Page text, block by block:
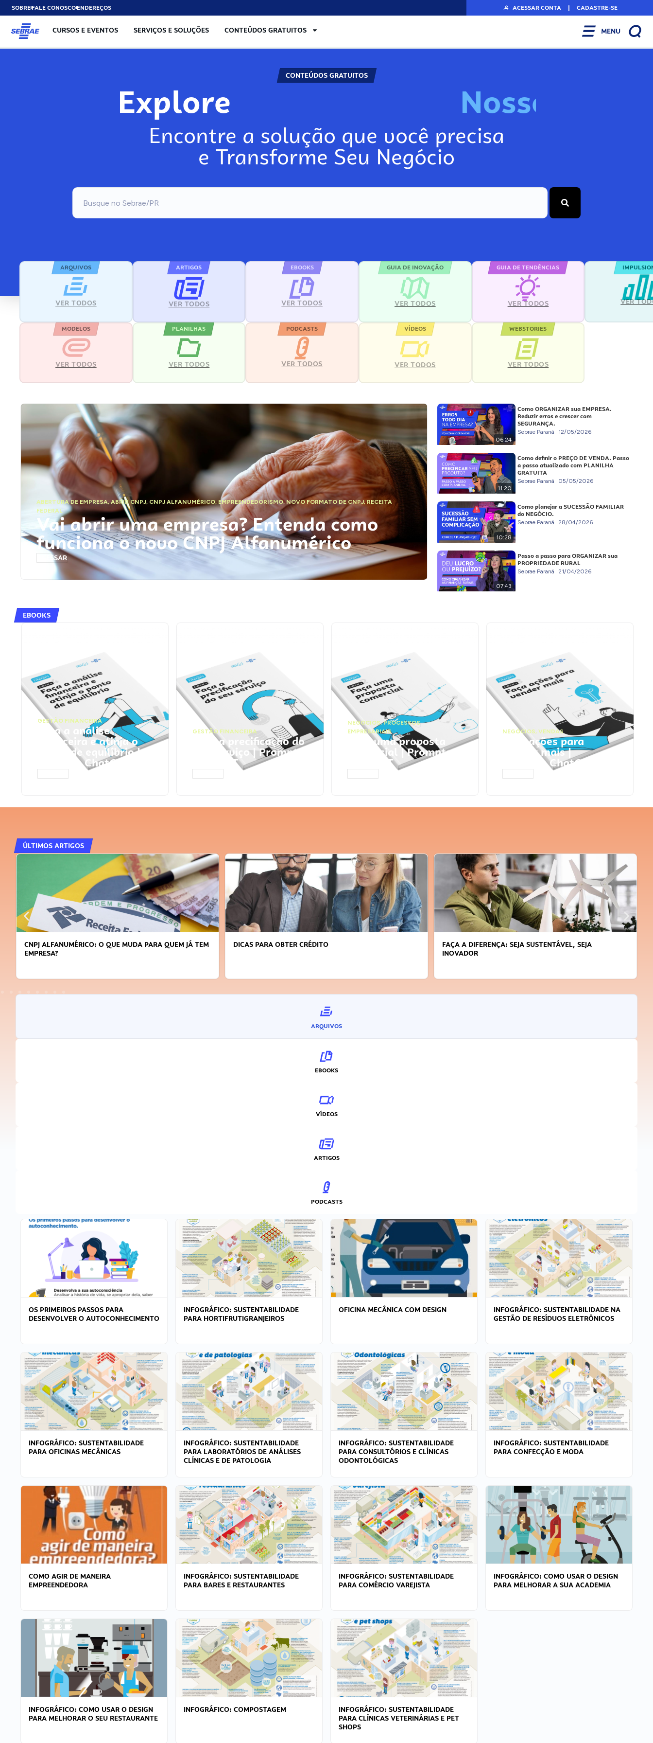
SOBREFALE CONOSCOENDEREÇOS ACESSAR CONTA | CADASTRE-SE
CURSOS E EVENTOS SERVIÇOS E SOLUÇÕES CONTEÚDOS GRATUITOS MENU
CONTEÚDOS GRATUITOS
Explore Nosso
Encontre a solução que você precisa
e Transforme Seu Negócio
ARQUIVOS
VER TODOS
ARTIGOS
VER TODOS
EBOOKS
VER TODOS
GUIA DE INOVAÇÃO
VER TODOS
GUIA DE TENDÊNCIAS
VER TODOS VER
MODELOS
VER TODOS
PLANILHAS
VER TODOS
PODCASTS
VER TODOS
VÍDEOS
VER TODOS
WEBSTORIES
VER TODOS
ABERTURA DE EMPRESA,ABRIR CNPJ, CNPJ ALFANUMÉRICO, EMPREENDEDORISMO,NOVO FORMATO DE CNPJ,RECEITA
FEDERAL
Vai abrir uma empresa? Entenda como
funciona o novo CNPJ Alfanumérico
ACESSAR
06:24
Como ORGANIZAR sua EMPRESA.
Reduzir erros e crescer com
SEGURANÇA.
Sebrae Paraná 12/05/2026
11:20
Como definir o PREÇO DE VENDA. Passo
a passo atualizado com PLANILHA
GRATUITA
Sebrae Paraná 05/05/2026
10:28
Como planejar a SUCESSÃO FAMILIAR
do NEGÓCIO.
Sebrae Paraná 28/04/2026
07:43
Passo a passo para ORGANIZAR sua
PROPRIEDADE RURAL
Sebrae Paraná 21/04/2026
EBOOKS
GESTÃO FINANCEIRA
Faça a análise
financeira e atinja o
ponto de equilíbrio |
Prompts ChatGPT
GESTÃO FINANCEIRA
Faça a precificação do
seu serviço | Prompts
ChatGPT
NEGÓCIOS,PROCESSOS
EMPRESARIAIS
Faça uma proposta
comercial | Prompts
ChatGPT
NEGÓCIOS, VENDAS
Faça ações para
vender mais |
Prompts ChatGPT
ÚLTIMOS ARTIGOS
CNPJ ALFANUMÉRICO: O QUE MUDA PARA QUEM JÁ TEM
EMPRESA?
DICAS PARA OBTER CRÉDITO
FAÇA A DIFERENÇA: SEJA SUSTENTÁVEL, SEJA
INOVADOR
ARQUIVOS
EBOOKS
VÍDEOS
ARTIGOS
PODCASTS
OS PRIMEIROS PASSOS PARA
DESENVOLVER O AUTOCONHECIMENTO
INFOGRÁFICO: SUSTENTABILIDADE
PARA HORTIFRUTIGRANJEIROS
OFICINA MECÂNICA COM DESIGN
INFOGRÁFICO: SUSTENTABILIDADE NA
GESTÃO DE RESÍDUOS ELETRÔNICOS
INFOGRÁFICO: SUSTENTABILIDADE
PARA OFICINAS MECÂNICAS
INFOGRÁFICO: SUSTENTABILIDADE
PARA LABORATÓRIOS DE ANÁLISES
CLÍNICAS E DE PATOLOGIA
INFOGRÁFICO: SUSTENTABILIDADE
PARA CONSULTÓRIOS E CLÍNICAS
ODONTOLÓGICAS
INFOGRÁFICO: SUSTENTABILIDADE
PARA CONFECÇÃO E MODA
COMO AGIR DE MANEIRA
EMPREENDEDORA
INFOGRÁFICO: SUSTENTABILIDADE
PARA BARES E RESTAURANTES
INFOGRÁFICO: SUSTENTABILIDADE
PARA COMÉRCIO VAREJISTA
INFOGRÁFICO: COMO USAR O DESIGN
PARA MELHORAR A SUA ACADEMIA
INFOGRÁFICO: COMO USAR O DESIGN
PARA MELHORAR O SEU RESTAURANTE
INFOGRÁFICO: COMPOSTAGEM
INFOGRÁFICO: SUSTENTABILIDADE
PARA CLÍNICAS VETERINÁRIAS E PET
SHOPS